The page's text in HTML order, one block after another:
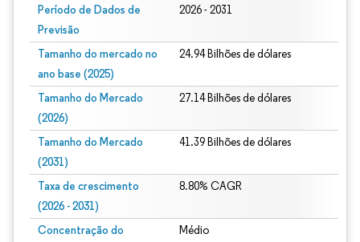
Período de Dados de
Previsão
2026 - 2031
Tamanho do mercado no
ano base (2025)
24.94 Bilhões de dólares
Tamanho do Mercado
(2026)
27.14 Bilhões de dólares
Tamanho do Mercado
(2031)
41.39 Bilhões de dólares
Taxa de crescimento
(2026 - 2031)
8.80% CAGR
Concentração do
Médio